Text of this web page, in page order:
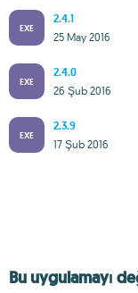
EXE
2.4.1
25 May 2016
EXE
2.4.0
26 Şub 2016
EXE
2.3.9
17 Şub 2016
Bu uygulamayı